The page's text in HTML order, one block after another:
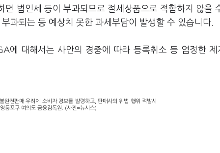
법인세 등이 부과되므로 절세상품으로 적합하지 않을
과되는 등 예상치 못한 과세부담이 발생할 수 있습니다.
에 대해서는 사안의 경중에 따라 등록취소 등 엄정한 제
완전판매 우려에 소비자 경보를 발령하고, 판매사의 위법 행위 적발시
등포구 여의도 금융감독원. (사진=뉴시스)